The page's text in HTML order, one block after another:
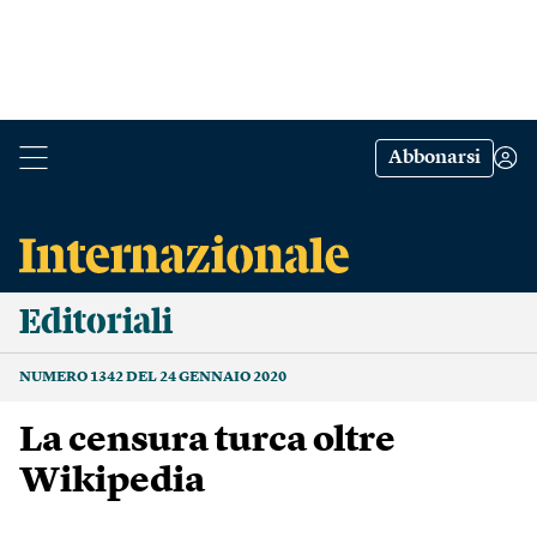
Abbonarsi
Editoriali
NUMERO 1342 DEL 24 GENNAIO 2020
La censura turca oltre
Wikipedia